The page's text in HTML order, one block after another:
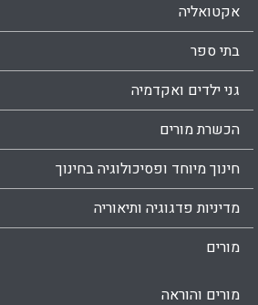
אקטואליה
בתי ספר
גני ילדים ואקדמיה
הכשרת מורים
חינוך מיוחד ופסיכולוגיה בחינוך
מדיניות פדגוגיה ותיאוריה
מורים
מורים והוראה